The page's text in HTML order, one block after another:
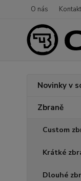
O nás
Novinky v
Zbraně
Custom
Krátké
Dlouhé